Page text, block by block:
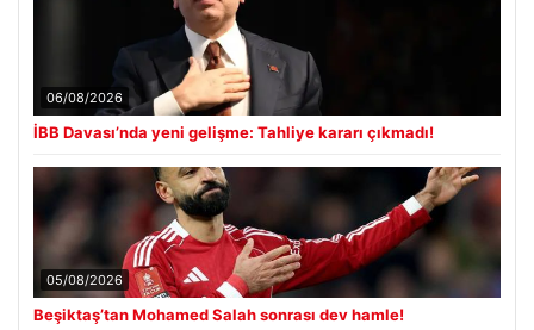
06/08/2026
İBB Davası’nda yeni gelişme: Tahliye kararı çıkmadı!
05/08/2026
Beşiktaş’tan Mohamed Salah sonrası dev hamle!